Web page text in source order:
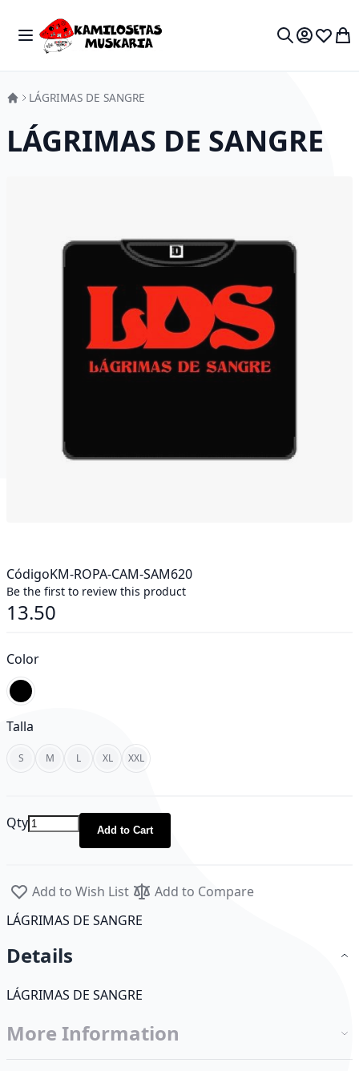
Toggle Nav
My
LÁGRIMAS DE SANGRE
LÁGRIMAS DE SANGRE
CódigoKM-ROPA-CAM-SAM620
Be the first to review this product
As low as
13.50
Color
Talla
S M L XL XXL
Qty Add to Cart
Add to Wish List
Add to Compare
LÁGRIMAS DE SANGRE
Details
LÁGRIMAS DE SANGRE
More Information